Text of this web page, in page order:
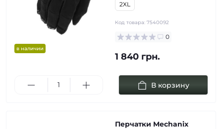
в наличии
2XL
Код товара: 7540092
0
1 840 грн.
В корзину
Перчатки Mechanix